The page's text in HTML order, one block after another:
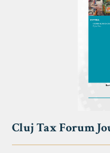
Cluj Tax Forum